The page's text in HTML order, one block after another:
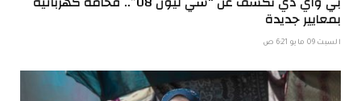
بمعايير جديدة
السبت 09 مايو 6:21 ص